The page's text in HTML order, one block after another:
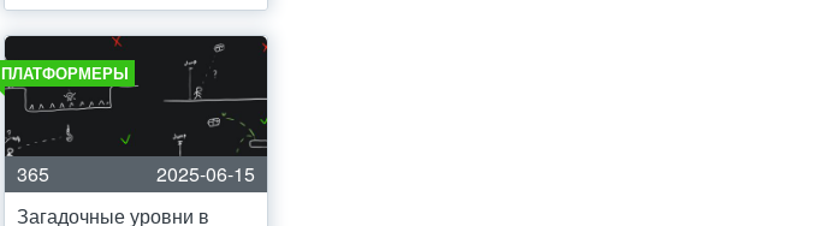
ПЛАТФОРМЕРЫ
365
2025-06-15
Загадочные уровни в